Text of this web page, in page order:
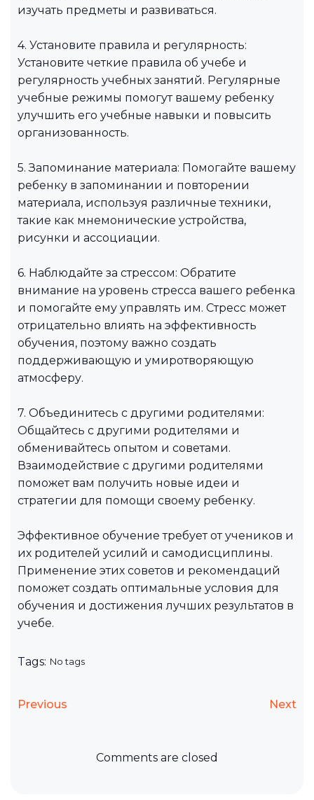
изучать предметы и развиваться.
4. Установите правила и регулярность:
Установите четкие правила об учебе и
регулярность учебных занятий. Регулярные
учебные режимы помогут вашему ребенку
улучшить его учебные навыки и повысить
организованность.
5. Запоминание материала: Помогайте вашему
ребенку в запоминании и повторении
материала, используя различные техники,
такие как мнемонические устройства,
рисунки и ассоциации.
6. Наблюдайте за стрессом: Обратите
внимание на уровень стресса вашего ребенка
и помогайте ему управлять им. Стресс может
отрицательно влиять на эффективность
обучения, поэтому важно создать
поддерживающую и умиротворяющую
атмосферу.
7. Объединитесь с другими родителями:
Общайтесь с другими родителями и
обменивайтесь опытом и советами.
Взаимодействие с другими родителями
поможет вам получить новые идеи и
стратегии для помощи своему ребенку.
Эффективное обучение требует от учеников и
их родителей усилий и самодисциплины.
Применение этих советов и рекомендаций
поможет создать оптимальные условия для
обучения и достижения лучших результатов в
учебе.
Tags: No tags
Previous Next
Comments are closed